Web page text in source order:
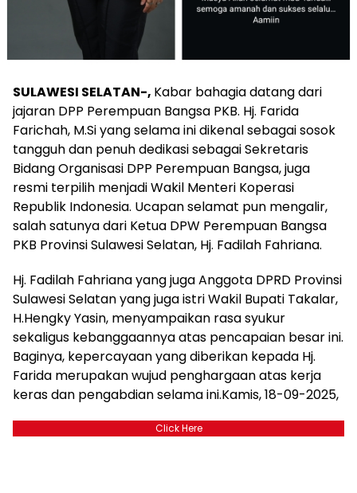
SULAWESI SELATAN-, Kabar bahagia datang dari
jajaran DPP Perempuan Bangsa PKB. Hj. Farida
Farichah, M.Si yang selama ini dikenal sebagai sosok
tangguh dan penuh dedikasi sebagai Sekretaris
Bidang Organisasi DPP Perempuan Bangsa, juga
resmi terpilih menjadi Wakil Menteri Koperasi
Republik Indonesia. Ucapan selamat pun mengalir,
salah satunya dari Ketua DPW Perempuan Bangsa
PKB Provinsi Sulawesi Selatan, Hj. Fadilah Fahriana.
Hj. Fadilah Fahriana yang juga Anggota DPRD Provinsi
Sulawesi Selatan yang juga istri Wakil Bupati Takalar,
H.Hengky Yasin, menyampaikan rasa syukur
sekaligus kebanggaannya atas pencapaian besar ini.
Baginya, kepercayaan yang diberikan kepada Hj.
Farida merupakan wujud penghargaan atas kerja
keras dan pengabdian selama ini.Kamis, 18-09-2025,
Click Here